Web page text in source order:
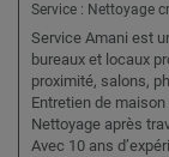
Service : Nettoyage
Service Amani est
bureaux et locaux
proximité, salons,
Entretien de
Nettoyage après
Avec 10 ans